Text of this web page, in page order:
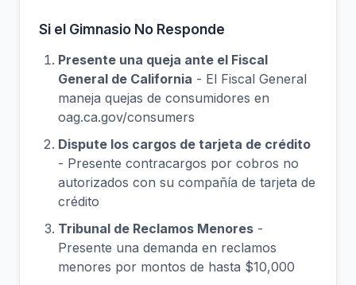
Si el Gimnasio No Responde
Presente una queja ante el Fiscal
General de California - El Fiscal General
maneja quejas de consumidores en
oag.ca.gov/consumers
Dispute los cargos de tarjeta de crédito
- Presente contracargos por cobros no
autorizados con su compañía de tarjeta de
crédito
Tribunal de Reclamos Menores -
Presente una demanda en reclamos
menores por montos de hasta $10,000